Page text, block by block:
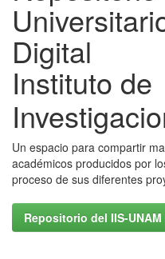
Digital
Instituto de
Un espacio para compartir
académicos producidos por
proceso de sus diferentes
Repositorio del IIS-UNAM